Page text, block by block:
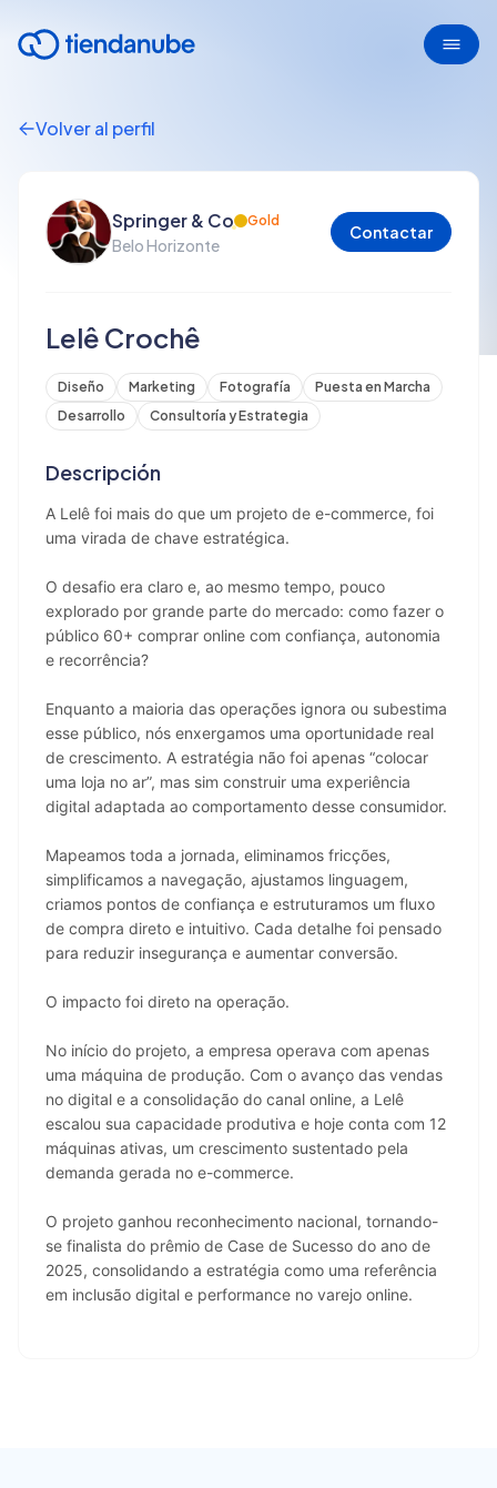
Volver al perfil
Springer & Co Gold
Belo Horizonte
Contactar
Lelê Crochê
Diseño Marketing Fotografía
Puesta en Marcha
Desarrollo
Consultoría y Estrategia
Descripción
A Lelê foi mais do que um projeto de e-commerce, foi
uma virada de chave estratégica.
O desafio era claro e, ao mesmo tempo, pouco
explorado por grande parte do mercado: como fazer o
público 60+ comprar online com confiança, autonomia
e recorrência?
Enquanto a maioria das operações ignora ou subestima
esse público, nós enxergamos uma oportunidade real
de crescimento. A estratégia não foi apenas “colocar
uma loja no ar”, mas sim construir uma experiência
digital adaptada ao comportamento desse consumidor.
Mapeamos toda a jornada, eliminamos fricções,
simplificamos a navegação, ajustamos linguagem,
criamos pontos de confiança e estruturamos um fluxo
de compra direto e intuitivo. Cada detalhe foi pensado
para reduzir insegurança e aumentar conversão.
O impacto foi direto na operação.
No início do projeto, a empresa operava com apenas
uma máquina de produção. Com o avanço das vendas
no digital e a consolidação do canal online, a Lelê
escalou sua capacidade produtiva e hoje conta com 12
máquinas ativas, um crescimento sustentado pela
demanda gerada no e-commerce.
O projeto ganhou reconhecimento nacional, tornando-
se finalista do prêmio de Case de Sucesso do ano de
2025, consolidando a estratégia como uma referência
em inclusão digital e performance no varejo online.